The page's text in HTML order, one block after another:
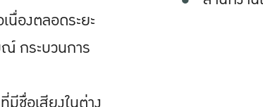
องตลอดระยะ
กระบวนการ